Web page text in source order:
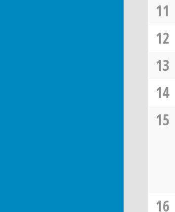
11
12
13
14
15
16